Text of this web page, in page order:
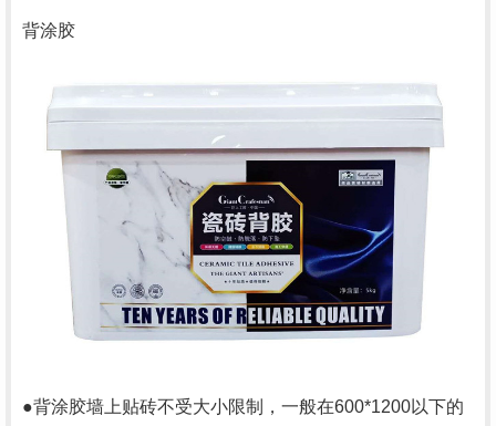
背涂胶
●背涂胶墙上贴砖不受大小限制，一般在600*1200以下的